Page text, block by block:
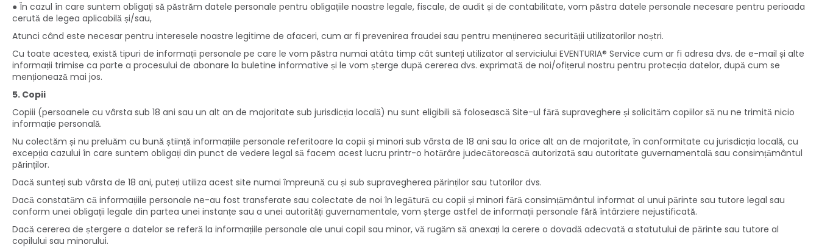
● În cazul în care suntem obligați să păstrăm datele personale pentru obligațiile noastre legale, fiscale, de audit și de contabilitate, vom păstra datele personale necesare pentru perioada
cerută de legea aplicabilă și/sau,
Atunci când este necesar pentru interesele noastre legitime de afaceri, cum ar fi prevenirea fraudei sau pentru menținerea securității utilizatorilor noștri.
Cu toate acestea, există tipuri de informații personale pe care le vom păstra numai atâta timp cât sunteți utilizator al serviciului EVENTURIA® Service cum ar fi adresa dvs. de e-mail și alte
informații trimise ca parte a procesului de abonare la buletine informative și le vom șterge după cererea dvs. exprimată de noi/ofițerul nostru pentru protecția datelor, după cum se
menționează mai jos.
5. Copii
Copiii (persoanele cu vârsta sub 18 ani sau un alt an de majoritate sub jurisdicția locală) nu sunt eligibili să folosească Site-ul fără supraveghere și solicităm copiilor să nu ne trimită nicio
informație personală.
Nu colectăm și nu preluăm cu bună știință informațiile personale referitoare la copii și minori sub vârsta de 18 ani sau la orice alt an de majoritate, în conformitate cu jurisdicția locală, cu
excepția cazului în care suntem obligați din punct de vedere legal să facem acest lucru printr-o hotărâre judecătorească autorizată sau autoritate guvernamentală sau consimțământul
părinților.
Dacă sunteți sub vârsta de 18 ani, puteți utiliza acest site numai împreună cu și sub supravegherea părinților sau tutorilor dvs.
Dacă constatăm că informațiile personale ne-au fost transferate sau colectate de noi în legătură cu copii și minori fără consimțământul informat al unui părinte sau tutore legal sau
conform unei obligații legale din partea unei instanțe sau a unei autorități guvernamentale, vom șterge astfel de informații personale fără întârziere nejustificată.
Dacă cererea de ștergere a datelor se referă la informațiile personale ale unui copil sau minor, vă rugăm să anexați la cerere o dovadă adecvată a statutului de părinte sau tutore al
copilului sau minorului.